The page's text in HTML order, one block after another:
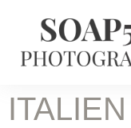
ITALIEN